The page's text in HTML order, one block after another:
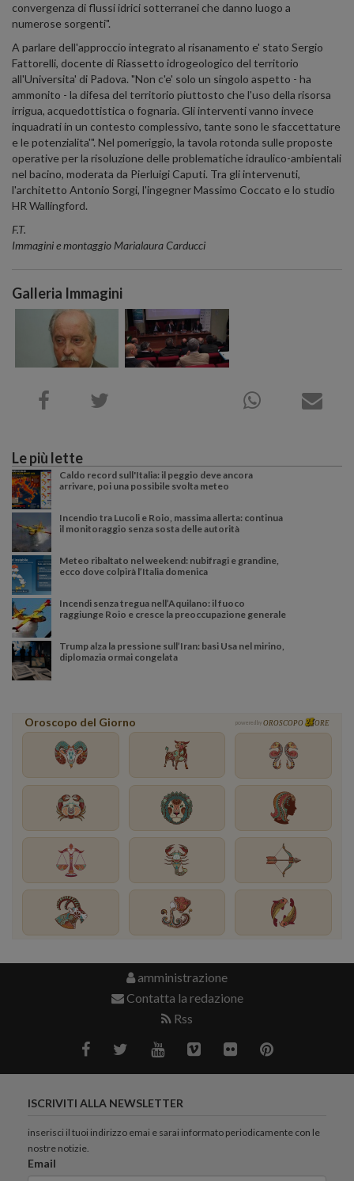
convergenza di flussi idrici sotterranei che danno luogo a
numerose sorgenti".
A parlare dell'approccio integrato al risanamento e' stato Sergio
Fattorelli, docente di Riassetto idrogeologico del territorio
all'Universita' di Padova. "Non c'e' solo un singolo aspetto - ha
ammonito - la difesa del territorio piuttosto che l'uso della risorsa
irrigua, acquedottistica o fognaria. Gli interventi vanno invece
inquadrati in un contesto complessivo, tante sono le sfaccettature
e le potenzialita'". Nel pomeriggio, la tavola rotonda sulle proposte
operative per la risoluzione delle problematiche idraulico-ambientali
nel bacino, moderata da Pierluigi Caputi. Tra gli intervenuti,
l'architetto Antonio Sorgi, l'ingegner Massimo Coccato e lo studio
HR Wallingford.
F.T.
Immagini e montaggio Marialaura Carducci
Galleria Immagini
Le più lette
Caldo record sull'Italia: il peggio deve ancora
arrivare, poi una possibile svolta meteo
Incendio tra Lucoli e Roio, massima allerta: continua
il monitoraggio senza sosta delle autorità
Meteo ribaltato nel weekend: nubifragi e grandine,
ecco dove colpirà l’Italia domenica
Incendi senza tregua nell’Aquilano: il fuoco
raggiunge Roio e cresce la preoccupazione generale
Trump alza la pressione sull’Iran: basi Usa nel mirino,
diplomazia ormai congelata
Oroscopo del Giorno powered by OROSCOPO ORE
amministrazione
Contatta la redazione
Rss
ISCRIVITI ALLA NEWSLETTER
inserisci il tuoi indirizzo emai e sarai informato periodicamente con le
nostre notizie.
Email